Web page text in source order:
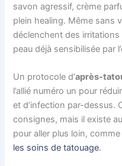
savon agressif, crème
plein healing. Même sans
déclenchent des
peau déjà sensibilisée par
Un protocole d’après-
l’allié numéro un pour
et d’infection par-dessus.
consignes, mais il existe
pour aller plus loin,
les soins de tatouage.